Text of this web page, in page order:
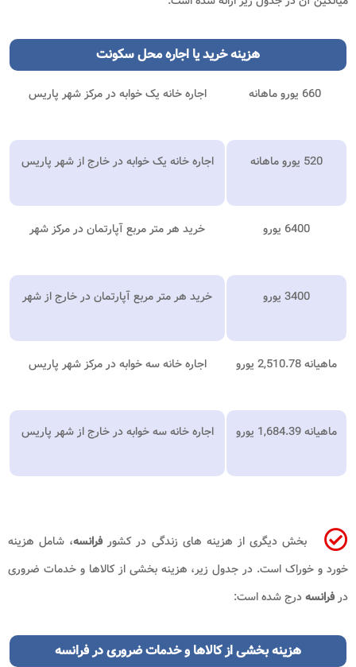
هزینه خرید یا اجاره محل سکونت
اجاره خانه یک خوابه در مرکز شهر پاریس
520 یورو ماهانه اجاره خانه یک خوابه در خارج از شهر پاریس
6400 یورو خرید هر متر مربع آپارتمان در مرکز شهر
3400 یورو خرید هر متر مربع آپارتمان در خارج از شهر
ماهیانه 2,510.78 یورو اجاره خانه سه خوابه در مرکز شهر پاریس
ماهیانه 1,684.39 یورو اجاره خانه سه خوابه در خارج از شهر پاریس
بخش دیگری از هزینه های زندگی در کشورفرانسه، شامل هزینه
خورد و خوراک است. در جدول زیر، هزینه بخشی از کالاها و خدمات ضروری
درفرانسهدرج شده است:
هزینه بخشی از کالاها و خدمات ضروری در فرانسه